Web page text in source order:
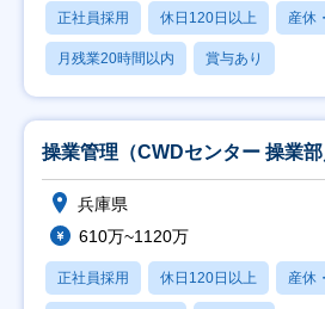
正社員採用 休日120日以上 産休
月残業20時間以内 賞与あり
操業管理（CWDセンター 操業
兵庫県
610万~1120万
正社員採用 休日120日以上 産休